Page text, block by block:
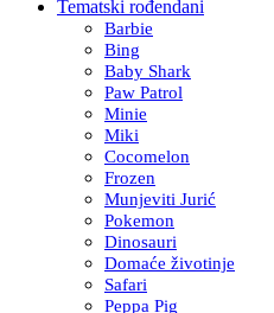
Tematski rođendani
Barbie
Bing
Baby Shark
Paw Patrol
Minie
Miki
Cocomelon
Frozen
Munjeviti Jurić
Pokemon
Dinosauri
Domaće životinje
Safari
Peppa Pig